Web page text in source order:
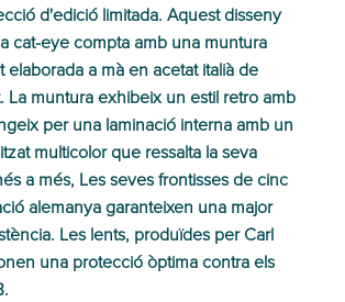
d'edició limitada. Aquest disseny
cat-eye compta amb una muntura
elaborada a mà en acetat italià de
La muntura exhibeix un estil retro amb
per una laminació interna amb un
multicolor que ressalta la seva
a més, Les seves frontisses de cinc
alemanya garanteixen una major
Les lents, produïdes per Carl
una protecció òptima contra els